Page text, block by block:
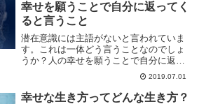
幸せを願うことで自分に返ってく
ると言うこと
潜在意識には主語がないと言われていま
す。これは一体どう言うことなのでしょ
うか？人の幸せを願うことで自分に返っ
てきます。その反対もしかりです。これ
を踏まえた上で幸せに生きる方法とは？
2019.07.01
幸せな生き方ってどんな生き方？